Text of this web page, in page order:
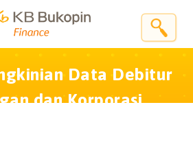
Data Debitur
dan Korporasi